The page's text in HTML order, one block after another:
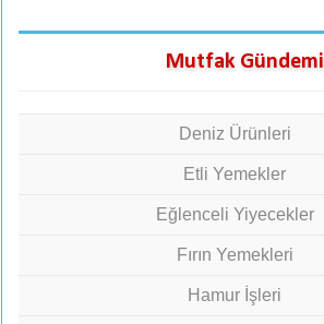
Mutfak Gündemi
Deniz Ürünleri
Etli Yemekler
Eğlenceli Yiyecekler
Fırın Yemekleri
Hamur İşleri